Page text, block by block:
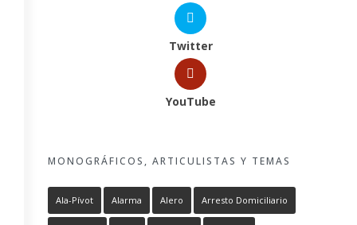
Twitter
YouTube
MONOGRÁFICOS, ARTICULISTAS Y TEMAS
Ala-Pívot Alarma Alero Arresto Domiciliario